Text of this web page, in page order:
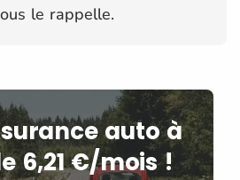
le rappelle.
auto à
6,21 €/mois !